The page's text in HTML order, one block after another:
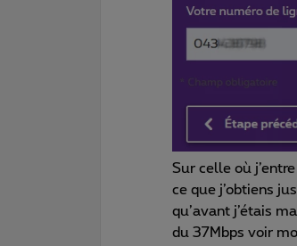
Sur celle où
ce que j’obtiens
qu’avant j’étais
du 37Mbps voir